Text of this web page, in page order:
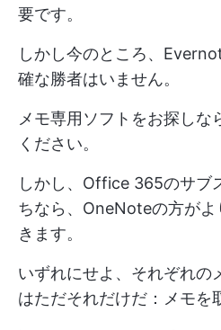
要です。
しかし今のところ、
確な勝者はいません。
メモ専用ソフトをお探し
ください。
しかし、Office 365のサブ
ちなら、OneNoteの方が
きます。
いずれにせよ、それぞれの
はただそれだけだ：メモを